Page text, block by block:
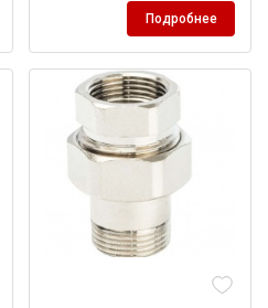
Подробнее